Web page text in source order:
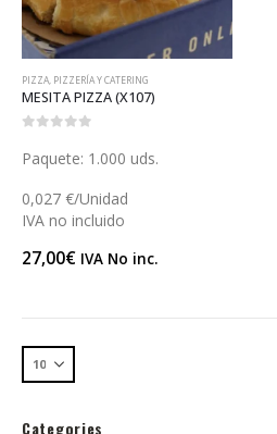
PIZZA, PIZZERÍA Y CATERING
MESITA PIZZA (X107)
Paquete: 1.000 uds.
0,027 €/Unidad
IVA no incluido
27,00€ IVA No inc.
Categories